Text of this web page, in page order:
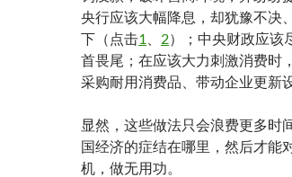
央行应该大幅降息，却犹豫不决
下（点击1 2）；中央财政应该
首畏尾；在应该大力刺激消费时
采购耐用消费品、带动企业更新
显然，这些做法只会浪费更多时
国经济的症结在哪里，然后才能
机，做无用功。